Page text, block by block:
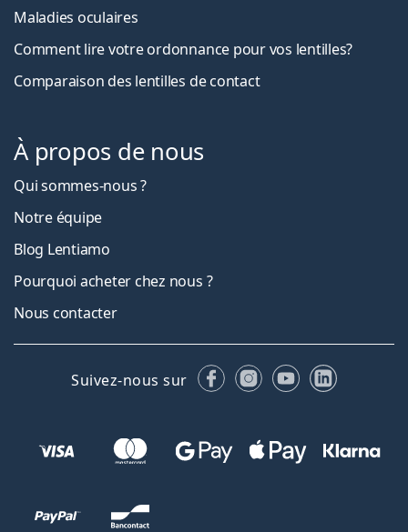
Maladies oculaires
Comment lire votre ordonnance pour vos lentilles?
Comparaison des lentilles de contact
À propos de nous
Qui sommes-nous ?
Notre équipe
Blog Lentiamo
Pourquoi acheter chez nous ?
Nous contacter
Suivez-nous sur FacebookInstagram
YouTubeLinkedIn